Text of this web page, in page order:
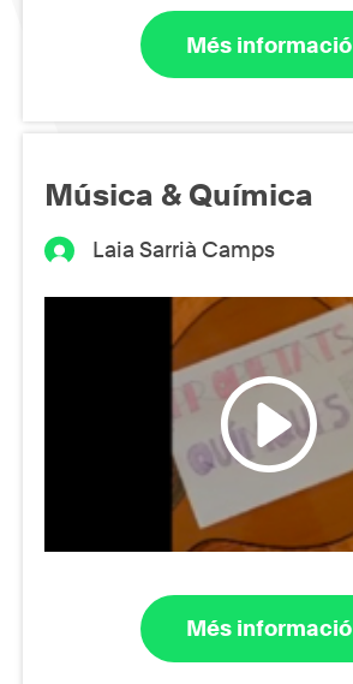
Més informació
Música & Química
Laia Sarrià Camps
Més informació